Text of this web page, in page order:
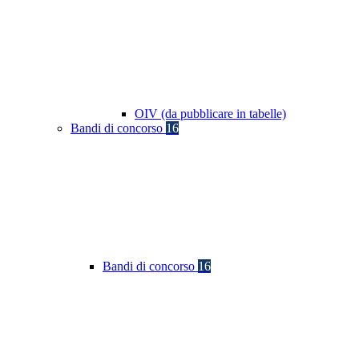
OIV (da pubblicare in tabelle)
Bandi di concorso 16
Bandi di concorso 16